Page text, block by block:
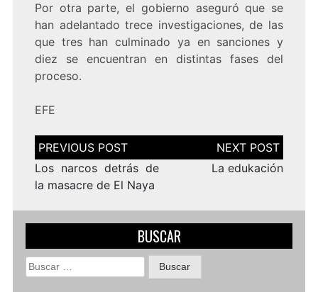
Por otra parte, el gobierno aseguró que se
han adelantado trece investigaciones, de las
que tres han culminado ya en sanciones y
diez se encuentran en distintas fases del
proceso.
EFE
Navegación
de
entradas
Los narcos detrás de
la masacre de El Naya
La edukación
BUSCAR
Buscar: